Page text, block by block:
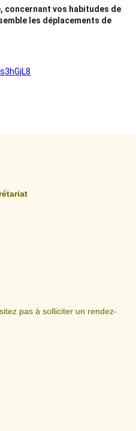
concernant vos habitudes de
les déplacements de
pas à solliciter un rendez-